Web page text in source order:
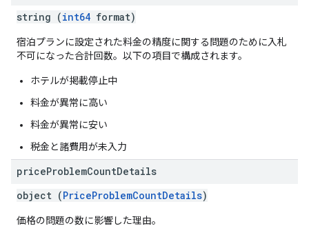
string (int64 format)
宿泊プランに設定された料金の精度に関する問題のために入札
不可になった合計回数。以下の項目で構成されます。
ホテルが掲載停止中
料金が異常に高い
料金が異常に安い
税金と諸費用が未入力
priceProblemCountDetails
object (PriceProblemCountDetails)
価格の問題の数に影響した理由。